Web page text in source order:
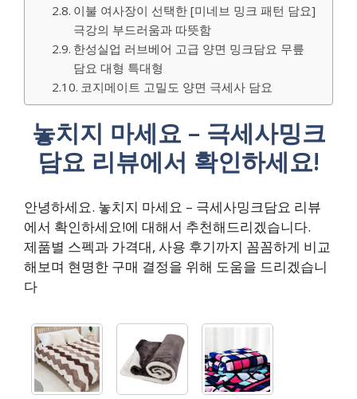
이불 여사장이 선택한 [미네브 밍크 패턴 담요]
극강의 부드러움과 따뜻함
한성실업 러브베어 고급 양면 밍크담요 무릎
담요 대형 특대형
코지메이트 고밀도 양면 극세사 담요
놓치지 마세요 – 극세사밍크
담요 리뷰에서 확인하세요!
안녕하세요. 놓치지 마세요 – 극세사밍크담요 리뷰
에서 확인하세요!에 대해서 추천해드리겠습니다.
제품별 스펙과 가격대, 사용 후기까지 꼼꼼하게 비교
해보며 현명한 구매 결정을 위해 도움을 드리겠습니
다